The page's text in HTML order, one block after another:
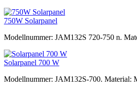
750W Solarpanel
Modellnummer: JAM132S 720-750 n.
Solarpanel 700 W
Modellnummer: JAM132S-700. Material: